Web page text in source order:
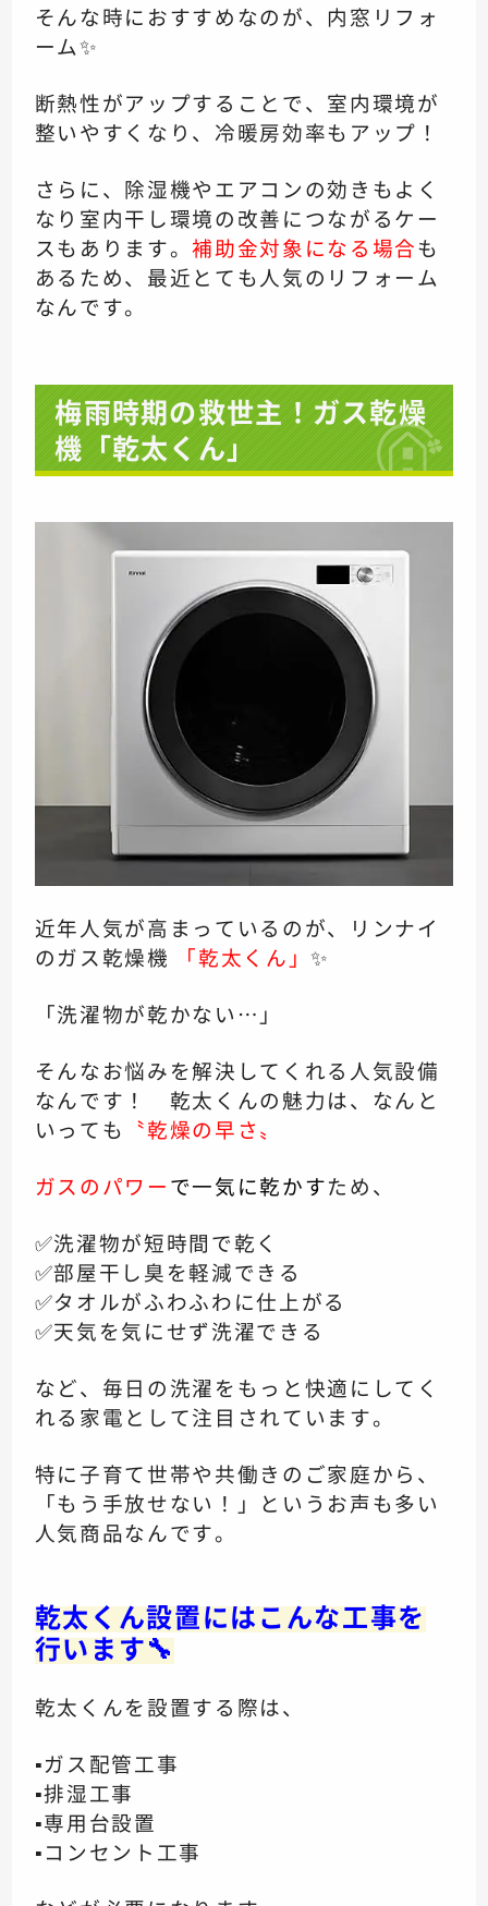
そんな時におすすめなのが、内窓リフォ
ーム✨
断熱性がアップすることで、室内環境が
整いやすくなり、冷暖房効率もアップ！
さらに、除湿機やエアコンの効きもよく
なり室内干し環境の改善につながるケー
スもあります。補助金対象になる場合も
あるため、最近とても人気のリフォーム
なんです。
梅雨時期の救世主！ガス乾燥
機「乾太くん」
近年人気が高まっているのが、リンナイ
のガス乾燥機
「乾太くん」 ✨
「洗濯物が乾かない…」
そんなお悩みを解決してくれる人気設備
なんです！ 乾太くんの魅力は、なんと
いっても 〝乾燥の早さ〟
ガスのパワーで一気に乾かすため、
✅洗濯物が短時間で乾く
✅部屋干し臭を軽減できる
✅タオルがふわふわに仕上がる
✅天気を気にせず洗濯できる
など、毎日の洗濯をもっと快適にしてく
れる家電として注目されています。
特に子育て世帯や共働きのご家庭から、
「もう手放せない！」というお声も多い
人気商品なんです。
乾太くん設置にはこんな工事を
行います🔧
乾太くんを設置する際は、
▪️ガス配管工事
▪️排湿工事
▪️専用台設置
▪️コンセント工事